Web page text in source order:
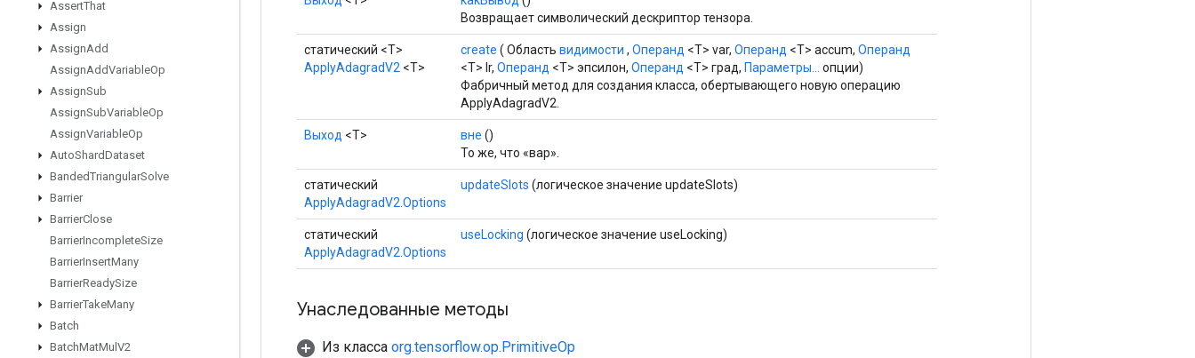
AssertThat
Assign
AssignAdd
AssignAddVariableOp
AssignSub
AssignSubVariableOp
AssignVariableOp
AutoShardDataset
BandedTriangularSolve
Barrier
BarrierClose
BarrierIncompleteSize
BarrierInsertMany
BarrierReadySize
BarrierTakeMany
Batch
BatchMatMul V2
Возвращает символический дескриптор тензора.
статический <T>
ApplyAdagradV2 <T>
create ( Область видимости , Операнд <T> var, Операнд <T> accum, Операнд
<T> lr, Операнд <T> эпсилон, Операнд <T> град, Параметры...
опции)
Фабричный метод для создания класса, обертывающего новую операцию
ApplyAdagradV2.
Выход <Т> вне ()
То же, что «вар».
статический
ApplyAdagradV2.Options
updateSlots (логическое значение updateSlots)
статический
ApplyAdagradV2.Options
useLocking (логическое значение useLocking)
Унаследованные методы
Из класса org.tensorflow.op.PrimitiveOp